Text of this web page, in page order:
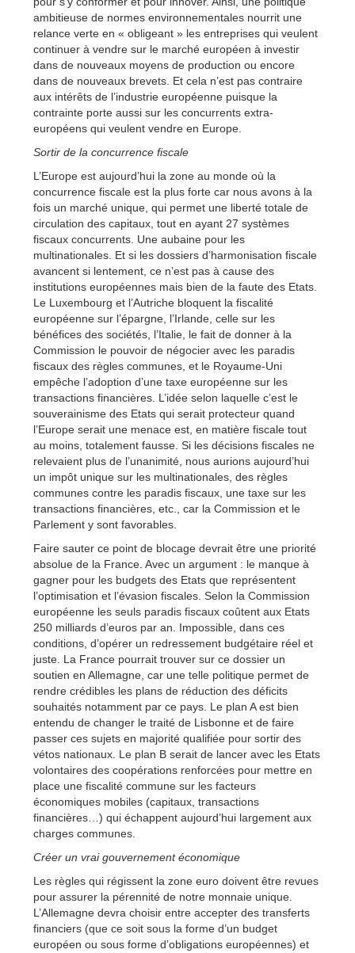
ambitieuse de normes environnementales nourrit une
relance verte en « obligeant » les entreprises qui veulent
continuer à vendre sur le marché européen à investir
dans de nouveaux moyens de production ou encore
dans de nouveaux brevets. Et cela n’est pas contraire
aux intérêts de l’industrie européenne puisque la
contrainte porte aussi sur les concurrents extra-
européens qui veulent vendre en Europe.
Sortir de la concurrence fiscale
L’Europe est aujourd’hui la zone au monde où la
concurrence fiscale est la plus forte car nous avons à la
fois un marché unique, qui permet une liberté totale de
circulation des capitaux, tout en ayant 27 systèmes
fiscaux concurrents. Une aubaine pour les
multinationales. Et si les dossiers d’harmonisation fiscale
avancent si lentement, ce n’est pas à cause des
institutions européennes mais bien de la faute des Etats.
Le Luxembourg et l’Autriche bloquent la fiscalité
européenne sur l’épargne, l’Irlande, celle sur les
bénéfices des sociétés, l’Italie, le fait de donner à la
Commission le pouvoir de négocier avec les paradis
fiscaux des règles communes, et le Royaume-Uni
empêche l’adoption d’une taxe européenne sur les
transactions financières. L’idée selon laquelle c’est le
souverainisme des Etats qui serait protecteur quand
l’Europe serait une menace est, en matière fiscale tout
au moins, totalement fausse. Si les décisions fiscales ne
relevaient plus de l’unanimité, nous aurions aujourd’hui
un impôt unique sur les multinationales, des règles
communes contre les paradis fiscaux, une taxe sur les
transactions financières, etc., car la Commission et le
Parlement y sont favorables.
Faire sauter ce point de blocage devrait être une priorité
absolue de la France. Avec un argument : le manque à
gagner pour les budgets des Etats que représentent
l’optimisation et l’évasion fiscales. Selon la Commission
européenne les seuls paradis fiscaux coûtent aux Etats
250 milliards d’euros par an. Impossible, dans ces
conditions, d’opérer un redressement budgétaire réel et
juste. La France pourrait trouver sur ce dossier un
soutien en Allemagne, car une telle politique permet de
rendre crédibles les plans de réduction des déficits
souhaités notamment par ce pays. Le plan A est bien
entendu de changer le traité de Lisbonne et de faire
passer ces sujets en majorité qualifiée pour sortir des
vétos nationaux. Le plan B serait de lancer avec les Etats
volontaires des coopérations renforcées pour mettre en
place une fiscalité commune sur les facteurs
économiques mobiles (capitaux, transactions
financières…) qui échappent aujourd’hui largement aux
charges communes.
Créer un vrai gouvernement économique
Les règles qui régissent la zone euro doivent être revues
pour assurer la pérennité de notre monnaie unique.
L’Allemagne devra choisir entre accepter des transferts
financiers (que ce soit sous la forme d’un budget
européen ou sous forme d’obligations européennes) et